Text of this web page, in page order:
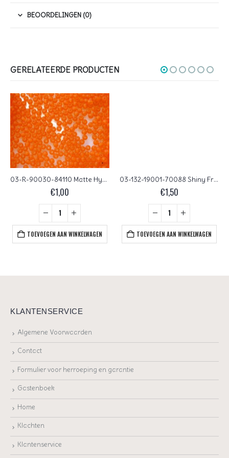
BEOORDELINGEN (0)
GERELATEERDE PRODUCTEN
03-R-90030-84110 Matte Hyacinth round 3 mm. 200 Pc.
€1,00
TOEVOEGEN AAN WINKELWAGEN
03-132-19001-70088 Shiny French Rose Glass Pearl 150 Pc.
€1,50
TOEVOEGEN AAN WINKELWAGEN
KLANTENSERVICE
Algemene Voorwaarden
Contact
Formulier voor herroeping en garantie
Gastenboek
Home
Klachten
Klantenservice